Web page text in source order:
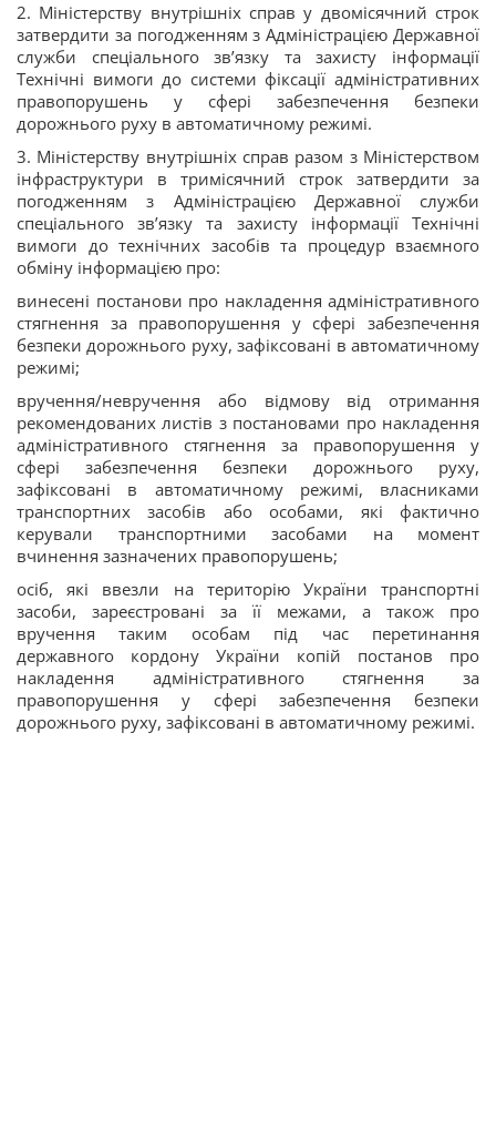
2. Міністерству внутрішніх справ у двомісячний строк
затвердити за погодженням з Адміністрацією Державної
служби спеціального зв’язку та захисту інформації
Технічні вимоги до системи фіксації адміністративних
правопорушень у сфері забезпечення безпеки
дорожнього руху в автоматичному режимі.
3. Міністерству внутрішніх справ разом з Міністерством
інфраструктури в тримісячний строк затвердити за
погодженням з Адміністрацією Державної служби
спеціального зв’язку та захисту інформації Технічні
вимоги до технічних засобів та процедур взаємного
обміну інформацією про:
винесені постанови про накладення адміністративного
стягнення за правопорушення у сфері забезпечення
безпеки дорожнього руху, зафіксовані в автоматичному
режимі;
вручення/невручення або відмову від отримання
рекомендованих листів з постановами про накладення
адміністративного стягнення за правопорушення у
сфері забезпечення безпеки дорожнього руху,
зафіксовані в автоматичному режимі, власниками
транспортних засобів або особами, які фактично
керували транспортними засобами на момент
вчинення зазначених правопорушень;
осіб, які ввезли на територію України транспортні
засоби, зареєстровані за її межами, а також про
вручення таким особам під час перетинання
державного кордону України копій постанов про
накладення адміністративного стягнення за
правопорушення у сфері забезпечення безпеки
дорожнього руху, зафіксовані в автоматичному режимі.